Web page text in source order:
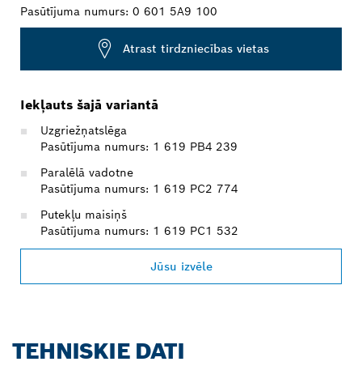
Pasūtījuma numurs: 0 601 5A9 100
Atrast tirdzniecības vietas
Iekļauts šajā variantā
Uzgriežņatslēga
Pasūtījuma numurs: 1 619 PB4 239
Paralēlā vadotne
Pasūtījuma numurs: 1 619 PC2 774
Putekļu maisiņš
Pasūtījuma numurs: 1 619 PC1 532
Jūsu izvēle
TEHNISKIE DATI